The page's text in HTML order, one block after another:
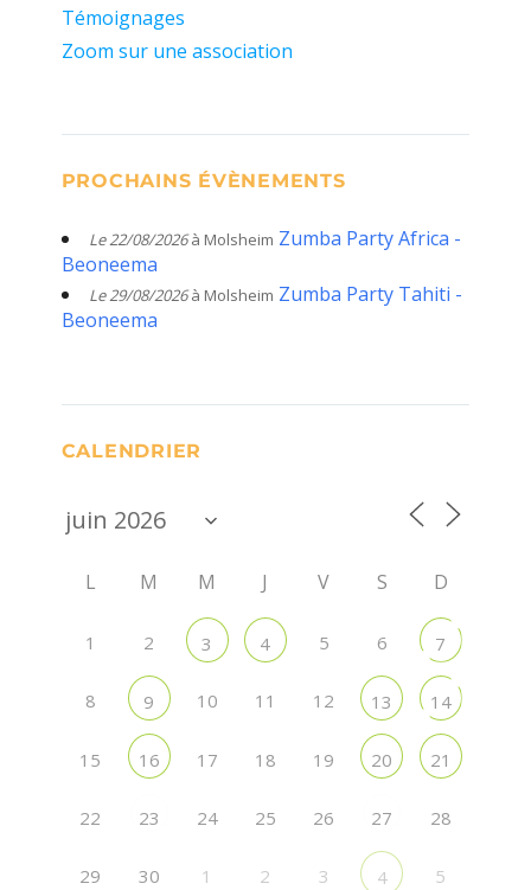
Témoignages
Zoom sur une association
PROCHAINS ÉVÈNEMENTS
Le 22/08/2026à Molsheim Zumba Party Africa -
Beoneema
Le 29/08/2026à Molsheim Zumba Party Tahiti -
Beoneema
CALENDRIER
L M M J V S D
1 2 3 4 5 6 7
8 9 10 11 12 13 14
15 16 17 18 19 20 21
22 23 24 25 26 27 28
29 30 1 2 3 4 5